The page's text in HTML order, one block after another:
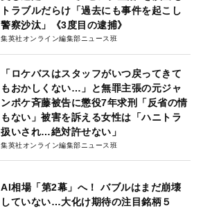
トラブルだらけ「過去にも事件を起こし
警察沙汰」《3度目の逮捕》
集英社オンライン編集部ニュース班
「ロケバスはスタッフがいつ戻ってきて
もおかしくない…」と無罪主張の元ジャ
ンポケ斉藤被告に懲役7年求刑「反省の情
もない」被害を訴える女性は「ハニトラ
扱いされ…絶対許せない」
集英社オンライン編集部ニュース班
AI相場「第2幕」へ！ バブルはまだ崩壊
していない…大化け期待の注目銘柄５